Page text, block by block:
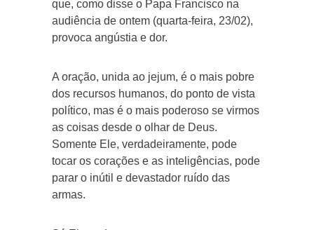
que, como disse o Papa Francisco na
audiência de ontem (quarta-feira, 23/02),
provoca angústia e dor.
A oração, unida ao jejum, é o mais pobre
dos recursos humanos, do ponto de vista
político, mas é o mais poderoso se virmos
as coisas desde o olhar de Deus.
Somente Ele, verdadeiramente, pode
tocar os corações e as inteligências, pode
parar o inútil e devastador ruído das
armas.